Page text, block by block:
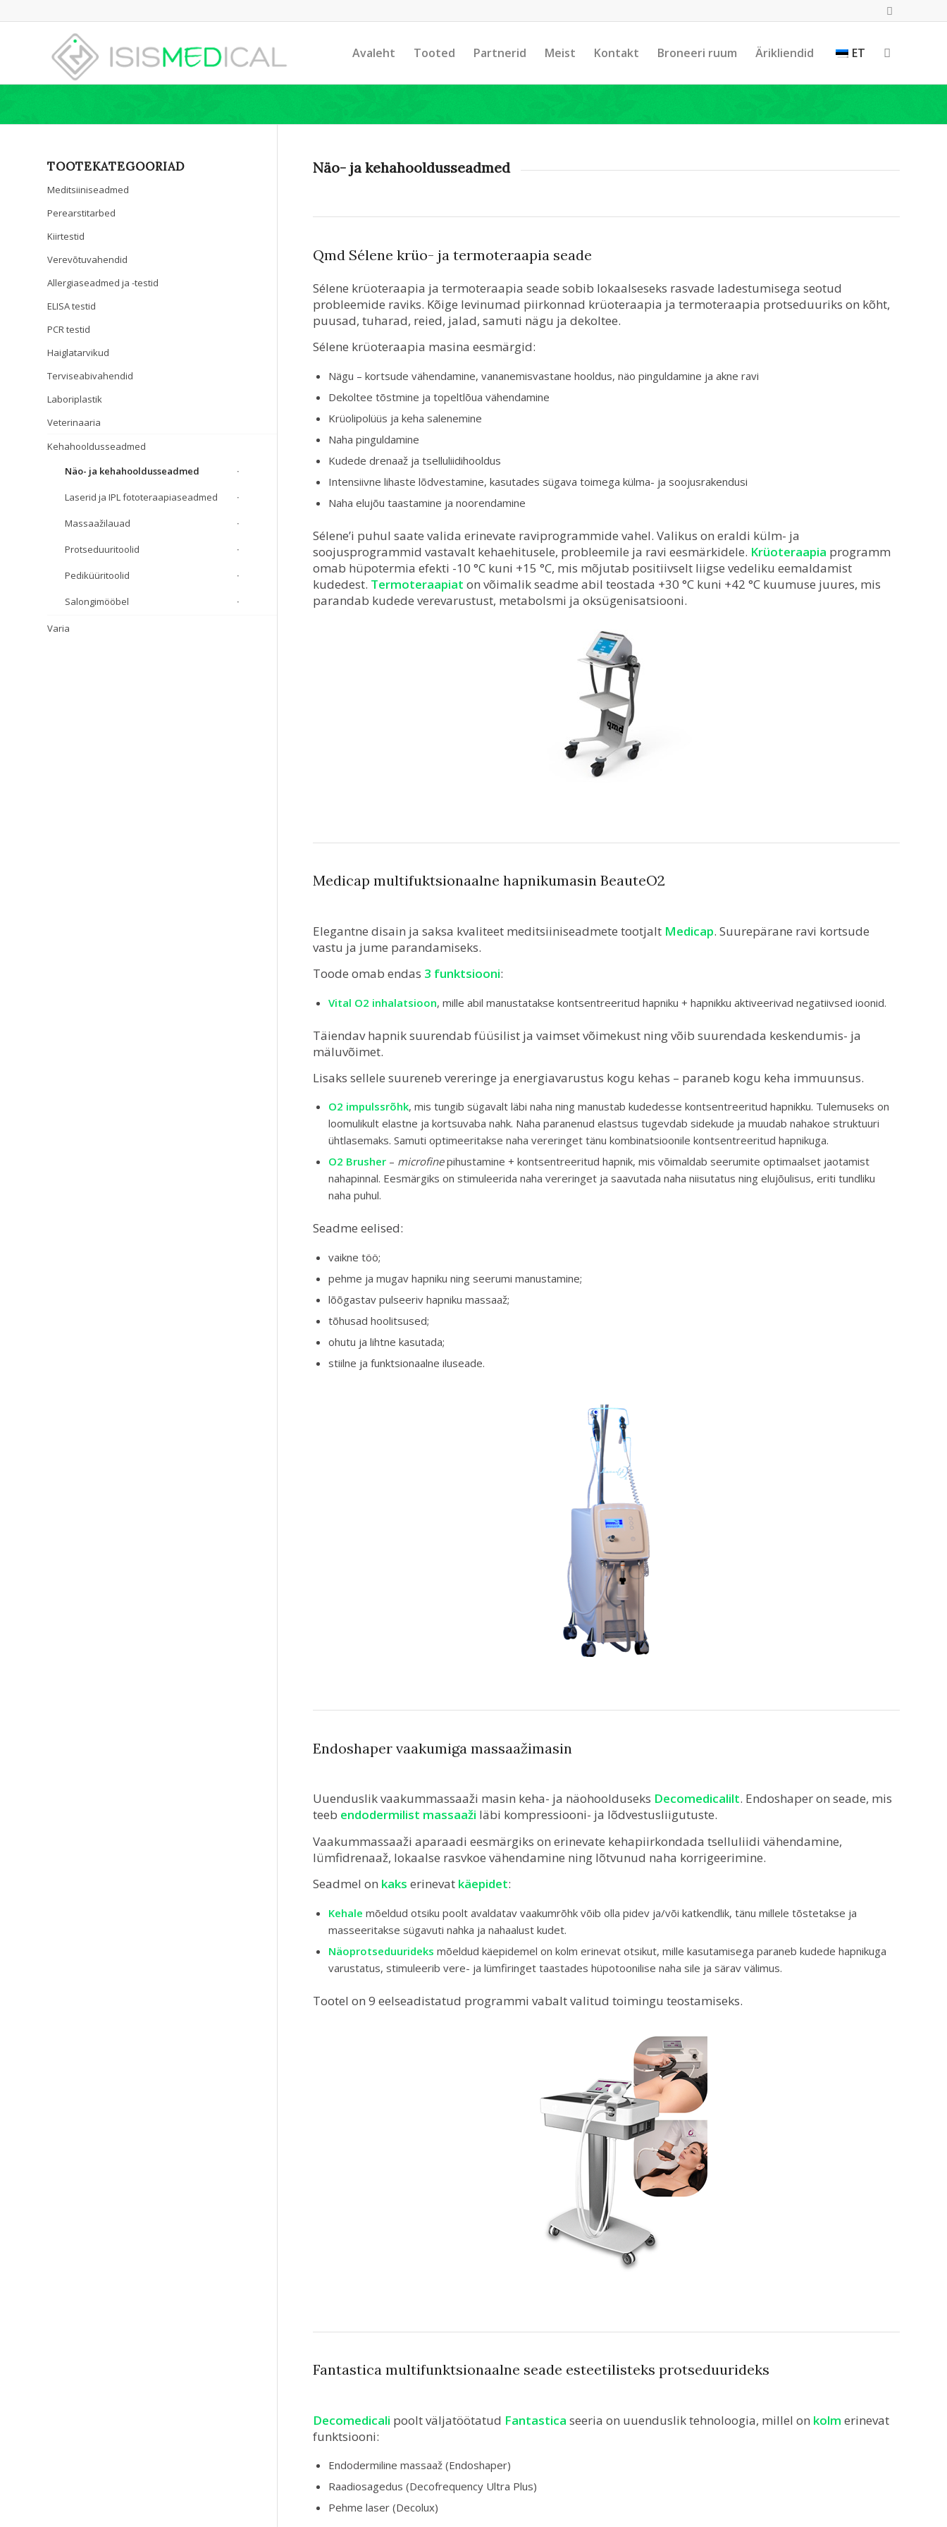
Avaleht Tooted Partnerid Meist Kontakt Broneeri ruum Ärikliendid ET
Näo- ja kehahooldusseadmed
Qmd Sélene krüo- ja termoteraapia seade
Sélene krüoteraapia ja termoteraapia seade sobib lokaalseseks rasvade ladestumisega seotud
probleemide raviks. Kõige levinumad piirkonnad krüoteraapia ja termoteraapia protseduuriks on kõht,
puusad, tuharad, reied, jalad, samuti nägu ja dekoltee.
Sélene krüoteraapia masina eesmärgid:
Nägu – kortsude vähendamine, vananemisvastane hooldus, näo pinguldamine ja akne ravi
Dekoltee tõstmine ja topeltlõua vähendamine
Krüolipolüüs ja keha salenemine
Naha pinguldamine
Kudede drenaaž ja tselluliidihooldus
Intensiivne lihaste lõdvestamine, kasutades sügava toimega külma- ja soojusrakendusi
Naha elujõu taastamine ja noorendamine
Sélene’i puhul saate valida erinevate raviprogrammide vahel. Valikus on eraldi külm- ja
soojusprogrammid vastavalt kehaehitusele, probleemile ja ravi eesmärkidele. Krüoteraapia programm
omab hüpotermia efekti -10 °C kuni +15 °C, mis mõjutab positiivselt liigse vedeliku eemaldamist
kudedest. Termoteraapiat on võimalik seadme abil teostada +30 °C kuni +42 °C kuumuse juures, mis
parandab kudede verevarustust, metabolsmi ja oksügenisatsiooni.
Medicap multifuktsionaalne hapnikumasin BeauteO2
Elegantne disain ja saksa kvaliteet meditsiiniseadmete tootjalt Medicap. Suurepärane ravi kortsude
vastu ja jume parandamiseks.
Toode omab endas 3 funktsiooni:
Vital O2 inhalatsioon, mille abil manustatakse kontsentreeritud hapniku + hapnikku aktiveerivad negatiivsed ioonid.
Täiendav hapnik suurendab füüsilist ja vaimset võimekust ning võib suurendada keskendumis- ja
mäluvõimet.
Lisaks sellele suureneb vereringe ja energiavarustus kogu kehas – paraneb kogu keha immuunsus.
O2 impulssrõhk, mis tungib sügavalt läbi naha ning manustab kudedesse kontsentreeritud hapnikku. Tulemuseks on
loomulikult elastne ja kortsuvaba nahk. Naha paranenud elastsus tugevdab sidekude ja muudab nahakoe struktuuri
ühtlasemaks. Samuti optimeeritakse naha vereringet tänu kombinatsioonile kontsentreeritud hapnikuga.
O2 Brusher– microfinepihustamine + kontsentreeritud hapnik, mis võimaldab seerumite optimaalset jaotamist
nahapinnal. Eesmärgiks on stimuleerida naha vereringet ja saavutada naha niisutatus ning elujõulisus, eriti tundliku
naha puhul.
Seadme eelised:
vaikne töö;
pehme ja mugav hapniku ning seerumi manustamine;
lõõgastav pulseeriv hapniku massaaž;
tõhusad hoolitsused;
ohutu ja lihtne kasutada;
stiilne ja funktsionaalne iluseade.
Endoshaper vaakumiga massaažimasin
Uuenduslik vaakummassaaži masin keha- ja näohoolduseks Decomedicalilt. Endoshaper on seade, mis
teeb endodermilist massaaži läbi kompressiooni- ja lõdvestusliigutuste.
Vaakummassaaži aparaadi eesmärgiks on erinevate kehapiirkondada tselluliidi vähendamine,
lümfidrenaaž, lokaalse rasvkoe vähendamine ning lõtvunud naha korrigeerimine.
Seadmel on kaks erinevat käepidet:
Kehale mõeldud otsiku poolt avaldatav vaakumrõhk võib olla pidev ja/või katkendlik, tänu millele tõstetakse ja
masseeritakse sügavuti nahka ja nahaalust kudet.
Näoprotseduurideks mõeldud käepidemel on kolm erinevat otsikut, mille kasutamisega paraneb kudede hapnikuga
varustatus, stimuleerib vere- ja lümfiringet taastades hüpotoonilise naha sile ja särav välimus.
Tootel on 9 eelseadistatud programmi vabalt valitud toimingu teostamiseks.
Fantastica multifunktsionaalne seade esteetilisteks protseduurideks
Decomedicali poolt väljatöötatud Fantastica seeria on uuenduslik tehnoloogia, millel on kolm erinevat
funktsiooni:
Endodermiline massaaž (Endoshaper)
Raadiosagedus (Decofrequency Ultra Plus)
Pehme laser (Decolux)
TOOTEKATEGOORIAD
Meditsiiniseadmed
Perearstitarbed
Kiirtestid
Verevõtuvahendid
Allergiaseadmed ja -testid
ELISA testid
PCR testid
Haiglatarvikud
Terviseabivahendid
Laboriplastik
Veterinaaria
Kehahooldusseadmed
Näo- ja kehahooldusseadmed
Laserid ja IPL fototeraapiaseadmed
Massaažilauad
Protseduuritoolid
Pediküüritoolid
Salongimööbel
Varia